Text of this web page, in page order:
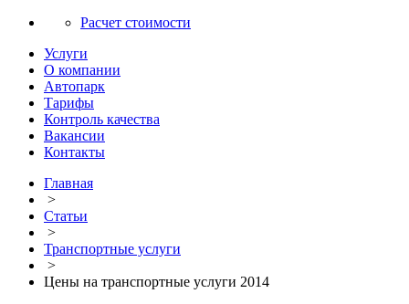
Расчет стоимости
Услуги
О компании
Автопарк
Тарифы
Контроль качества
Вакансии
Контакты
Главная
>
Статьи
>
Транспортные услуги
>
Цены на транспортные услуги 2014